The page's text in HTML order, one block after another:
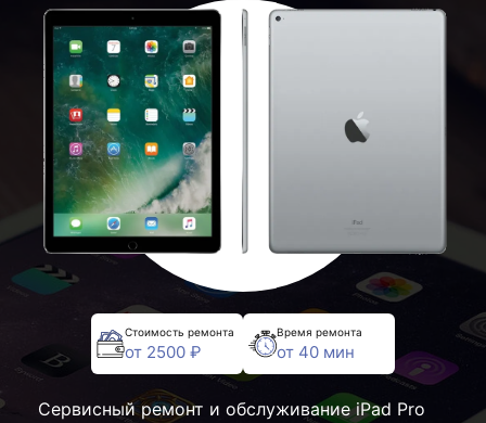
Стоимость ремонта
от 2500 ₽
Время ремонта
от 40 мин
Сервисный ремонт и обслуживание iPad Pro